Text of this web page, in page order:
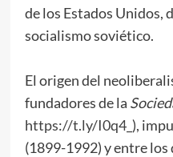
de los Estados Unidos,
socialismo soviético.
El origen del
fundadores de la
https://t.ly/I0q4_ ),
(1899-1992) y entre los